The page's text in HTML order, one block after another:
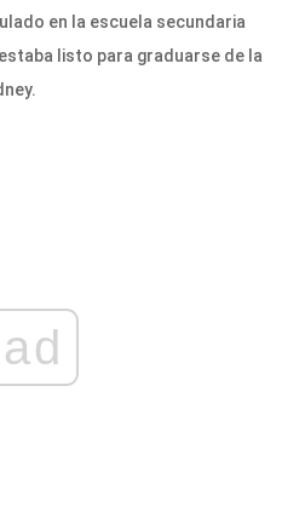
en la escuela secundaria
listo para graduarse de la
ad